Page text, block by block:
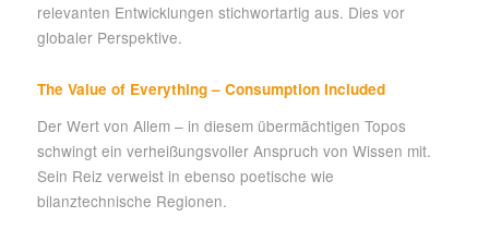
relevanten Entwicklungen stichwortartig aus. Dies vor
globaler Perspektive.
The Value of Everything – Consumption Included
Der Wert von Allem – in diesem übermächtigen Topos
schwingt ein verheißungsvoller Anspruch von Wissen mit.
Sein Reiz verweist in ebenso poetische wie
bilanztechnische Regionen.